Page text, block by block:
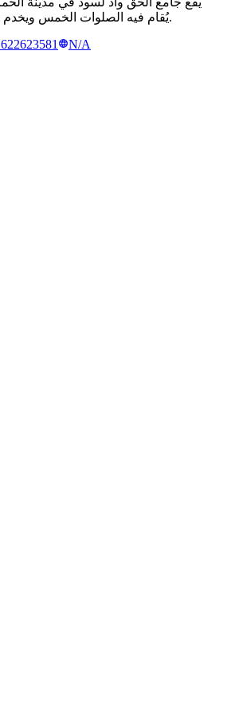
يُقام فيه الصلوات الخمس ويخدم سكان المنطقة المحيطة.
N/A